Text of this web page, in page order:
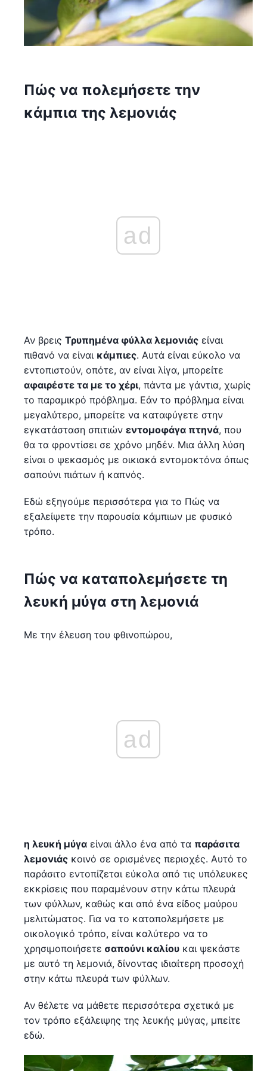
Πώς να πολεμήσετε την
κάμπια της λεμονιάς
ad
Αν βρεις Τρυπημένα φύλλα λεμονιάς είναι
πιθανό να είναι κάμπιες. Αυτά είναι εύκολο να
εντοπιστούν, οπότε, αν είναι λίγα, μπορείτε
αφαιρέστε τα με το χέρι, πάντα με γάντια, χωρίς
το παραμικρό πρόβλημα. Εάν το πρόβλημα είναι
μεγαλύτερο, μπορείτε να καταφύγετε στην
εγκατάσταση σπιτιών εντομοφάγα πτηνά, που
θα τα φροντίσει σε χρόνο μηδέν. Μια άλλη λύση
είναι ο ψεκασμός με οικιακά εντομοκτόνα όπως
σαπούνι πιάτων ή καπνός.
Εδώ εξηγούμε περισσότερα για το Πώς να
εξαλείψετε την παρουσία κάμπιων με φυσικό
τρόπο.
Πώς να καταπολεμήσετε τη
λευκή μύγα στη λεμονιά
Με την έλευση του φθινοπώρου,
ad
η λευκή μύγα είναι άλλο ένα από τα παράσιτα
λεμονιάς κοινό σε ορισμένες περιοχές. Αυτό το
παράσιτο εντοπίζεται εύκολα από τις υπόλευκες
εκκρίσεις που παραμένουν στην κάτω πλευρά
των φύλλων, καθώς και από ένα είδος μαύρου
μελιτώματος. Για να το καταπολεμήσετε με
οικολογικό τρόπο, είναι καλύτερο να το
χρησιμοποιήσετε σαπούνι καλίου και ψεκάστε
με αυτό τη λεμονιά, δίνοντας ιδιαίτερη προσοχή
στην κάτω πλευρά των φύλλων.
Αν θέλετε να μάθετε περισσότερα σχετικά με
τον τρόπο εξάλειψης της λευκής μύγας, μπείτε
εδώ.